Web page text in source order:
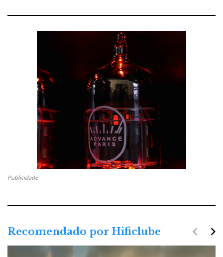
Publicidade
Recomendado por Hificlube navigate_next
navigate_before